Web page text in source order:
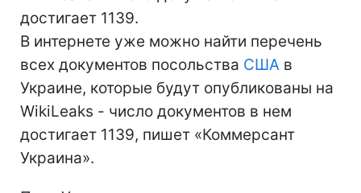
достигает 1139.
В интернете уже можно найти перечень
всех документов посольства США в
Украине, которые будут опубликованы на
WikiLeaks - число документов в нем
достигает 1139, пишет «Коммерсант
Украина».